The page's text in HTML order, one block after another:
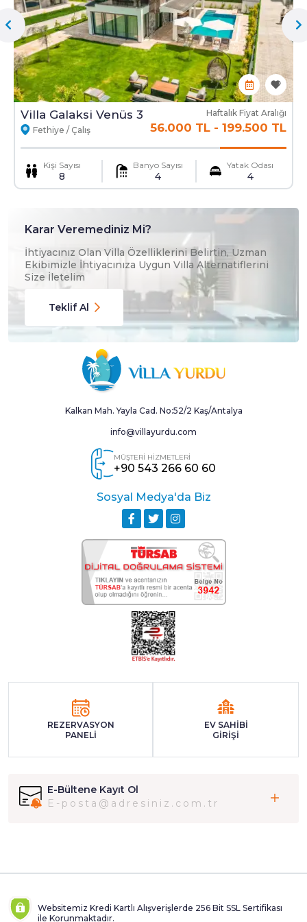
Villa Galaksi Venüs 3
Fethiye / Çalış
Haftalık Fiyat Aralığı
56.000 TL - 199.500 TL
Kişi Sayısı
8
Banyo Sayısı
4
Yatak Odası
4
Karar Veremediniz Mi?
İhtiyacınız Olan Villa Özelliklerini Belirtin, Uzman
Ekibimizle İhtiyacınıza Uygun Villa Alternatiflerini
Size İletelim
Teklif Al
REZERVASYON
PANELİ
EV SAHİBİ
GİRİŞİ
Kalkan Mah. Yayla Cad. No:52/2 Kaş/Antalya
info@villayurdu.com
MÜŞTERİ HİZMETLERİ
+90 543 266 60 60
Sosyal Medya'da Biz
E-Bültene Kayıt Ol
Websitemiz Kredi Kartlı Alışverişlerde 256 Bit SSL Sertifikası
ile Korunmaktadır.